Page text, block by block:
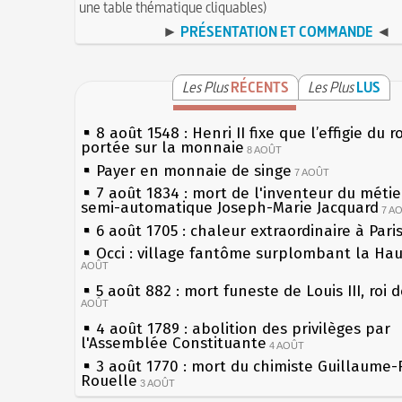
une table thématique cliquables)
► PRÉSENTATION ET COMMANDE ◄
Les PlusRÉCENTS Les PlusLUS
8 août 1548 : Henri II fixe que l’effigie du
portée sur la monnaie 8 AOÛT
Payer en monnaie de singe 7 AOÛT
7 août 1834 : mort de l'inventeur du
semi-automatique Joseph-Marie Jacquard 7
6 août 1705 : chaleur extraordinaire à Paris
Occi : village fantôme surplombant la
AOÛT
5 août 882 : mort funeste de Louis III, roi
AOÛT
4 août 1789 : abolition des privilèges par
l'Assemblée Constituante 4 AOÛT
3 août 1770 : mort du chimiste Guillaume-
Rouelle 3 AOÛT